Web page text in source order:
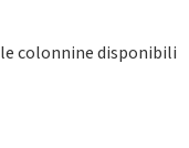
colonnine disponibili